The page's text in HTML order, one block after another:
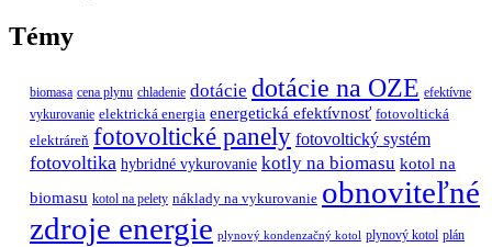
Témy
biomasa cena plynu chladenie dotácie dotácie na OZE efektívne
vykurovanie elektrická energia energetická efektívnosť fotovoltická
elektráreň fotovoltické panely fotovoltický systém
fotovoltika hybridné vykurovanie kotly na biomasu kotol na
biomasu kotol na pelety náklady na vykurovanie obnoviteľné
zdroje energie plynový kondenzačný kotol plynový kotol plán